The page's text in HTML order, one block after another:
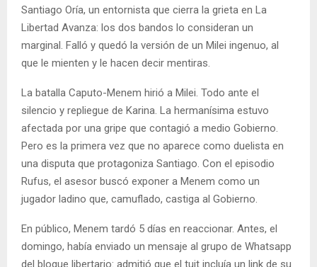
Santiago Oría, un entornista que cierra la grieta en La
Libertad Avanza: los dos bandos lo consideran un
marginal. Falló y quedó la versión de un Milei ingenuo, al
que le mienten y le hacen decir mentiras.
La batalla Caputo-Menem hirió a Milei. Todo ante el
silencio y repliegue de Karina. La hermanísima estuvo
afectada por una gripe que contagió a medio Gobierno.
Pero es la primera vez que no aparece como duelista en
una disputa que protagoniza Santiago. Con el episodio
Rufus, el asesor buscó exponer a Menem como un
jugador ladino que, camuflado, castiga al Gobierno.
En público, Menem tardó 5 días en reaccionar. Antes, el
domingo, había enviado un mensaje al grupo de Whatsapp
del bloque libertario: admitió que el tuit incluía un link de su